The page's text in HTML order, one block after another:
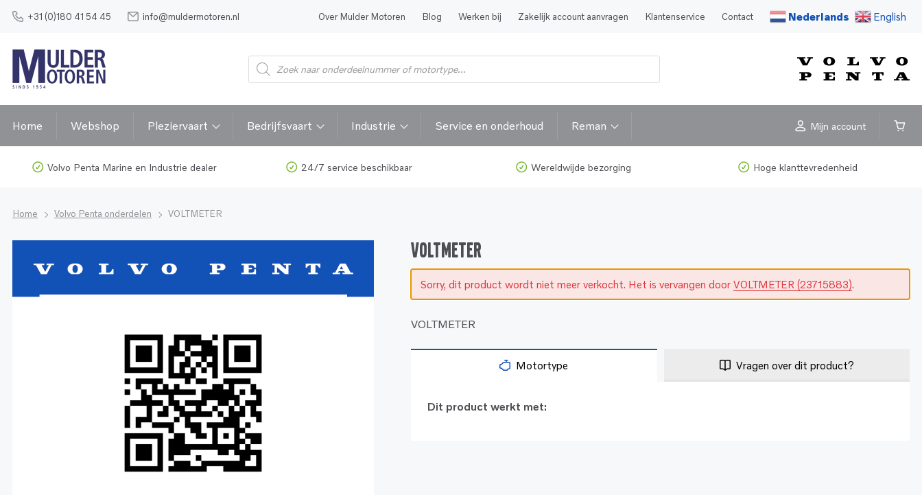
+31 (0)180 41 54 45 info@muldermotoren.nl Over Mulder Motoren Blog Werken bij Zakelijk account aanvragen Klantenservice Contact Nederlands English
Home Webshop Pleziervaart Bedrijfsvaart Industrie Service en onderhoud Reman Mijn account
Volvo Penta Marine en Industrie dealer 24/7 service beschikbaar Wereldwijde bezorging Hoge klanttevredenheid
Home Volvo Penta onderdelen VOLTMETER
VOLTMETER
Sorry, dit product wordt niet meer verkocht. Het is vervangen doorVOLTMETER (23715883).
VOLTMETER
Motortype Vragen over dit product?
Dit product werkt met: